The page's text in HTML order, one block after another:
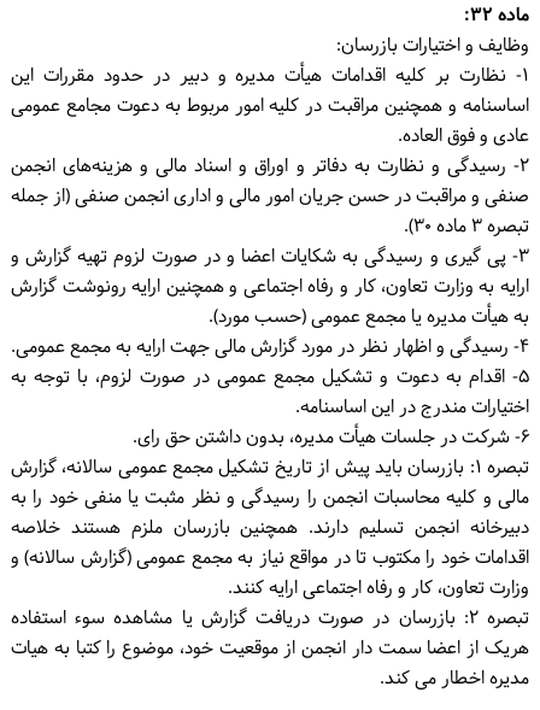
ماده ۳۲:
وظایف و اختیارات بازرسان:
۱- نظارت بر کلیه اقدامات هیأت مدیره و دبیر در حدود مقررات این
اساسنامه و همچنین مراقبت در کلیه امور مربوط به دعوت مجامع عمومی
عادی و فوق العاده.
۲- رسیدگی و نظارت به دفاتر و اوراق و اسناد مالی و هزینه‌های انجمن
صنفی و مراقبت در حسن جریان امور مالی و اداری انجمن صنفی (از جمله
تبصره ۳ ماده ۳۰).
۳- پی گیری و رسیدگی به شکایات اعضا و در صورت لزوم تهیه گزارش و
ارایه به وزارت تعاون، کار و رفاه اجتماعی و همچنین ارایه رونوشت گزارش
به هیأت مدیره یا مجمع عمومی (حسب مورد).
۴- رسیدگی و اظهار نظر در مورد گزارش مالی جهت ارایه به مجمع عمومی.
۵- اقدام به دعوت و تشکیل مجمع عمومی در صورت لزوم، با توجه به
اختیارات مندرج در این اساسنامه.
۶- شرکت در جلسات هیأت مدیره، بدون داشتن حق رای.
تبصره ۱: بازرسان باید پیش از تاریخ تشکیل مجمع عمومی سالانه، گزارش
مالی و کلیه محاسبات انجمن را رسیدگی و نظر مثبت یا منفی خود را به
دبیرخانه انجمن تسلیم دارند. همچنین بازرسان ملزم هستند خلاصه
اقدامات خود را مکتوب تا در مواقع نیاز به مجمع عمومی (گزارش سالانه) و
وزارت تعاون، کار و رفاه اجتماعی ارایه کنند.
تبصره ۲: بازرسان در صورت دریافت گزارش یا مشاهده سوء استفاده
هریک از اعضا سمت دار انجمن از موقعیت خود، موضوع را کتبا به هیات
مدیره اخطار می کند.